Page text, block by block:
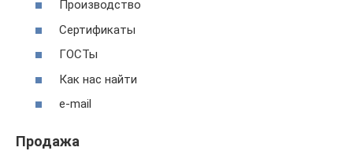
Производство
Сертификаты
ГОСТы
Как нас найти
e-mail
Продажа